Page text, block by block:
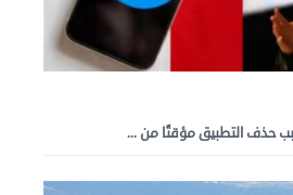
حذف التطبيق مؤقتًا من ...